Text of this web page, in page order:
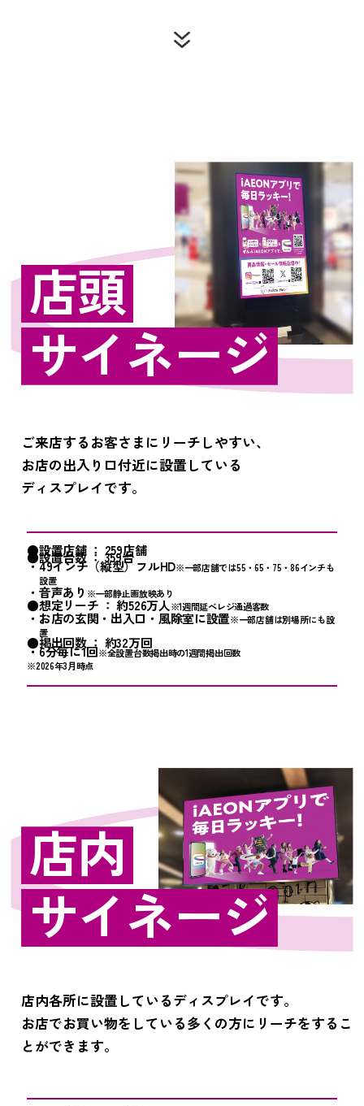
店頭
サイネージ
ご来店するお客さまにリーチしやすい、
お店の出入り口付近に設置している
ディスプレイです。
●設置店舗 ： 259店舗
●設置台数 ： 359台
・49インチ（縦型）フルHD※一部店舗では55・65・75・86インチも
設置
・音声あり ※一部静止画放映あり
●想定リーチ ： 約526万人※1週間延べレジ通過客数
・お店の玄関・出入口・風除室に設置※一部店舗は別場所にも設
置
●掲出回数 ： 約32万回
・6分毎に1回※全設置台数掲出時の1週間掲出回数
※2026年3月時点
店内
サイネージ
店内各所に設置しているディスプレイです。
お店でお買い物をしている多くの方にリーチをするこ
とができます。